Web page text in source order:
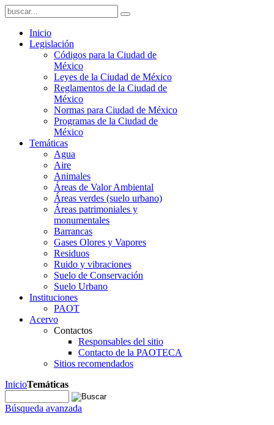
Inicio
Legislación
Códigos para la Ciudad de
México
Leyes de la Ciudad de México
Reglamentos de la Ciudad de
México
Normas para Ciudad de México
Programas de la Ciudad de
México
Temáticas
Agua
Aire
Animales
Áreas de Valor Ambiental
Áreas verdes (suelo urbano)
Áreas patrimoniales y
monumentales
Barrancas
Gases Olores y Vapores
Residuos
Ruido y vibraciones
Suelo de Conservación
Suelo Urbano
Instituciones
PAOT
Acervo
Contactos
Responsables del sitio
Contacto de la PAOTECA
Sitios recomendados
InicioTemáticas
Búsqueda avanzada